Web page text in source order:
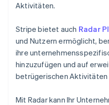
Aktivitäten.
Stripe bietet auch Radar
und Nutzern ermöglicht,
ihre
hinzuzufügen und auf
betrügerischen Aktivitäten
Mit Radar kann Ihr